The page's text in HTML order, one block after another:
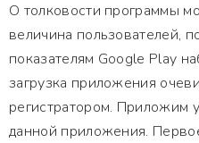
О толковости программы
величина пользователей,
показателям Google Play
загрузка приложения
регистратором. Приложим
данной приложения.